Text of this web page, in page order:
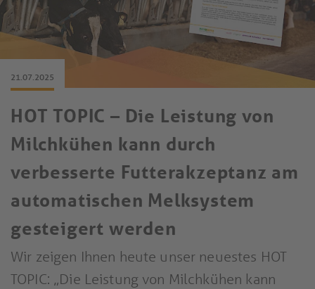
21.07.2025
HOT TOPIC – Die Leistung von
Milchkühen kann durch
verbesserte Futterakzeptanz am
automatischen Melksystem
gesteigert werden
Wir zeigen Ihnen heute unser neuestes HOT
TOPIC: „Die Leistung von Milchkühen kann